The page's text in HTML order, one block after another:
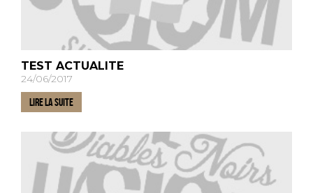
TEST ACTUALITE
24/06/2017
LIRE LA SUITE